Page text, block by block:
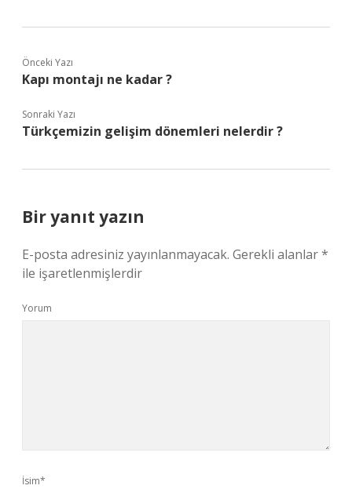
Önceki Yazı
Kapı montajı ne kadar ?
Sonraki Yazı
Türkçemizin gelişim dönemleri nelerdir ?
Bir yanıt yazın
E-posta adresiniz yayınlanmayacak. Gerekli alanlar*
ile işaretlenmişlerdir
Yorum
İsim*